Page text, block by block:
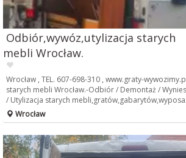
Odbiór,wywóz,utylizacja starych
mebli Wrocław.
Wrocław , TEL. 607-698-310 , www.graty-
starych mebli Wrocław.-Odbiór / Demontaż /
/ Utylizacja starych
Wrocław